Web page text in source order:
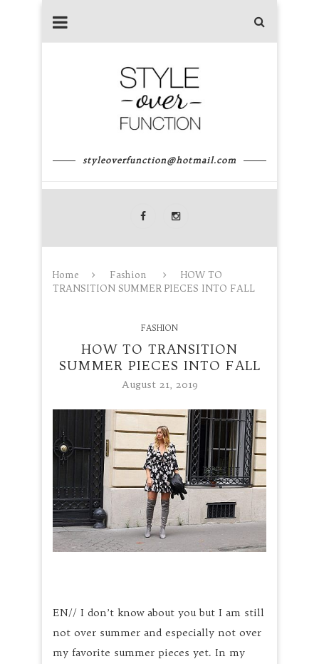
styleoverfunction@hotmail.com
Home Fashion
HOW TO
TRANSITION SUMMER PIECES INTO FALL
FASHION
HOW TO TRANSITION
SUMMER PIECES INTO FALL
August 21, 2019
EN// I don’t know about you but I am still
not over summer and especially not over
my favorite summer pieces yet. In my